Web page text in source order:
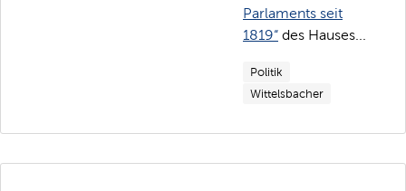
Parlaments seit
1819“ des Hauses...
Politik
Wittelsbacher